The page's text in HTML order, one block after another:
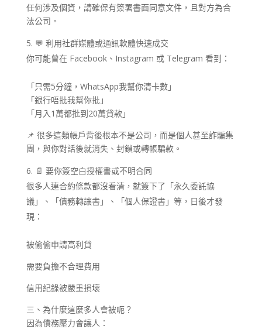
任何涉及個資，請確保有簽署書面同意文件，且對方為合
法公司。
💬 利用社群媒體或通訊軟體快速成交
你可能曾在 Facebook、Instagram 或 Telegram 看到：
「只需5分鐘，WhatsApp我幫你清卡數」
「銀行唔批我幫你批」
「月入1萬都批到20萬貸款」
📌 很多這類帳戶背後根本不是公司，而是個人甚至詐騙集
團，與你對話後就消失、封鎖或轉帳騙款。
📄 要你簽空白授權書或不明合同
很多人連合約條款都沒看清，就簽下了「永久委託協
議」、「債務轉讓書」、「個人保證書」等，日後才發
現：
被偷偷申請高利貸
需要負擔不合理費用
信用紀錄被嚴重損壞
三、為什麼這麼多人會被呃？
因為債務壓力會讓人：